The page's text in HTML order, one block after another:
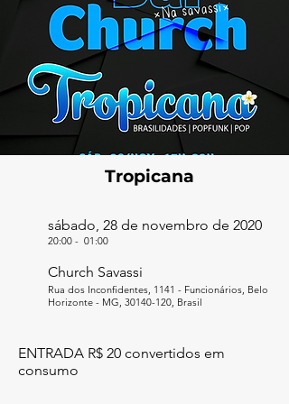
Tropicana
sábado, 28 de novembro de 2020
20:00 - 01:00
Church Savassi
Rua dos Inconfidentes, 1141 - Funcionários, Belo
Horizonte - MG, 30140-120, Brasil
ENTRADA R$ 20 convertidos em
consumo